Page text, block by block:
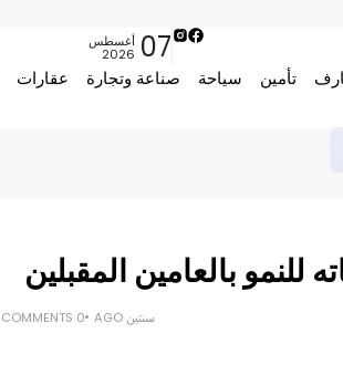
تأمين سياحة صناعة وتجارة عقارات
07 أغسطس
2026
للنمو بالعامين المقبلين
سنتين AGO 0 COMMENTS